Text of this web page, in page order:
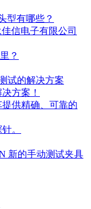
型有哪些？
信电子有限公司
？
试的解决方案
方案！
供精确、可靠的
。
新的手动测试夹具